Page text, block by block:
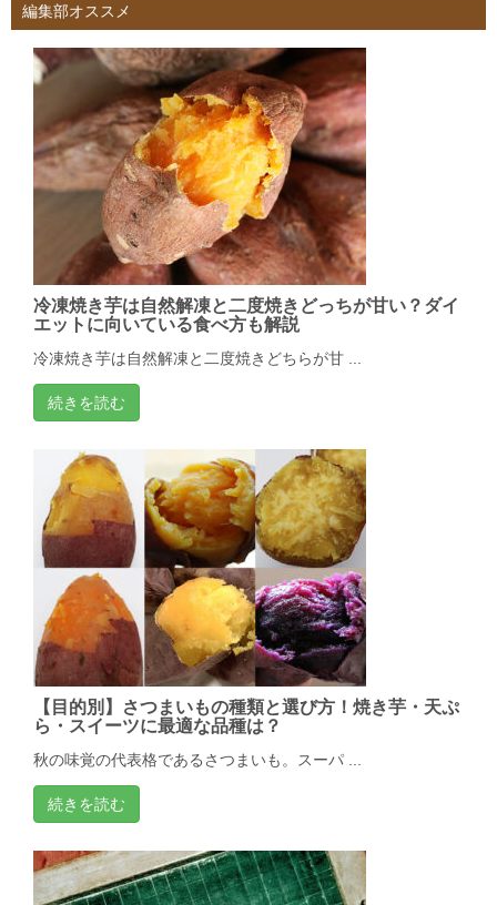
編集部オススメ
冷凍焼き芋は自然解凍と二度焼きどっちが甘い？ダイ
エットに向いている食べ方も解説
冷凍焼き芋は自然解凍と二度焼きどちらが甘 ...
続きを読む
【目的別】さつまいもの種類と選び方！焼き芋・天ぷ
ら・スイーツに最適な品種は？
秋の味覚の代表格であるさつまいも。スーパ ...
続きを読む